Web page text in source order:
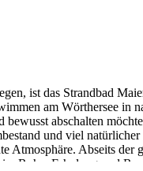
ist das Strandbad
am Wörthersee in
bewusst abschalten
und viel natürlicher
Atmosphäre. Abseits der
Ruhe, Erholung und